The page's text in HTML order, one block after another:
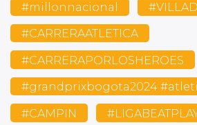
#millonnacional
#CARRERAATLETICA
#CARRERAPORLOSHEROES
#grandprixbogota2024
#CAMPIN